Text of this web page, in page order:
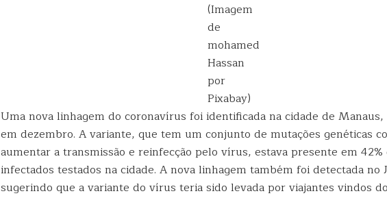
(Imagem
de
mohamed
Hassan
por
Pixabay)
Uma nova linhagem do coronavírus foi identificada na cidade de Manaus,
em dezembro. A variante, que tem um conjunto de mutações genéticas
aumentar a transmissão e reinfecção pelo vírus, estava presente em 42%
infectados testados na cidade. A nova linhagem também foi detectada no
sugerindo que a variante do vírus teria sido levada por viajantes vindos